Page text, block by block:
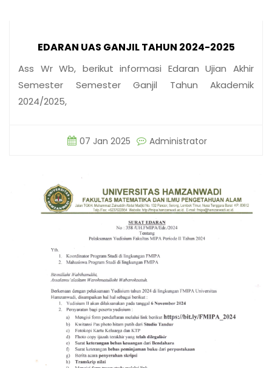
EDARAN UAS GANJIL TAHUN 2024-2025
Ass Wr Wb, berikut informasi Edaran Ujian Akhir
Semester Semester Ganjil Tahun Akademik
2024/2025,
07 Jan 2025 Administrator